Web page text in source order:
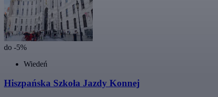
do -5%
Wiedeń
Hiszpańska Szkoła Jazdy Konnej